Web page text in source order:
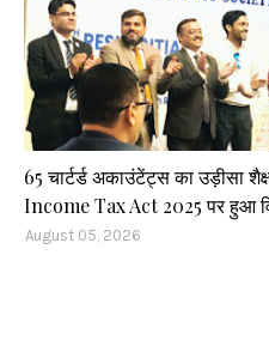
65 चार्टर्ड अकाउंटेंट्स का उड़ीसा
Income Tax Act 2025 पर हुआ
August 05, 2026